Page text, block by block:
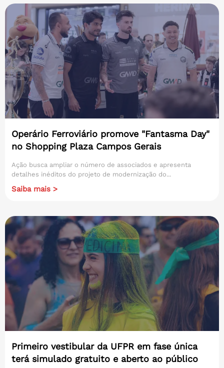
Operário Ferroviário promove "Fantasma Day"
no Shopping Plaza Campos Gerais
Ação busca ampliar o número de associados e apresenta
detalhes inéditos do projeto de modernização do...
Saiba mais >
Primeiro vestibular da UFPR em fase única
terá simulado gratuito e aberto ao público